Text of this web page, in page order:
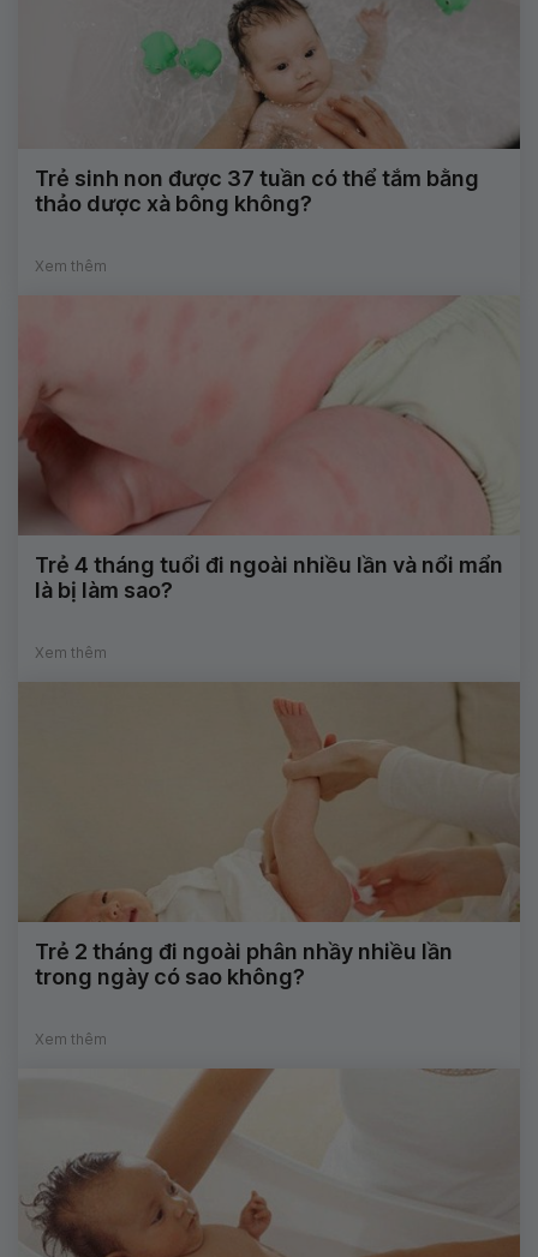
Trẻ sinh non được 37 tuần có thể tắm bằng
thảo dược xà bông không?
Xem thêm
Trẻ 4 tháng tuổi đi ngoài nhiều lần và nổi mẩn
là bị làm sao?
Xem thêm
Trẻ 2 tháng đi ngoài phân nhầy nhiều lần
trong ngày có sao không?
Xem thêm